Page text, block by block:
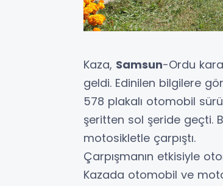
Kaza, Samsun-Ordu
geldi. Edinilen bilgilere
578 plakalı otomobil
şeritten sol şeride geçti.
motosikletle çarpıştı.
Çarpışmanın etkisiyle
Kazada otomobil ve